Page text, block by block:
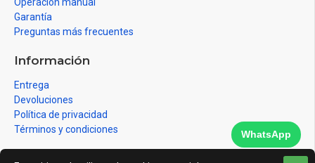
Garantía
Preguntas más frecuentes
Información
Entrega
Devoluciones
Política de privacidad
Términos y condiciones
WhatsApp